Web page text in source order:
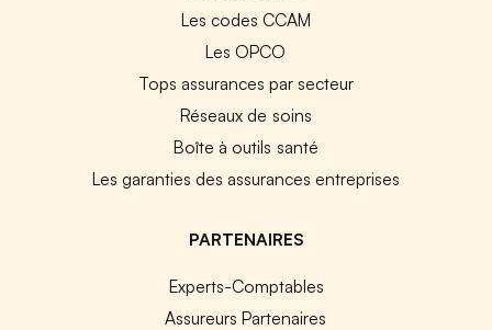
Les codes CCAM
Les OPCO
Tops assurances par secteur
Réseaux de soins
Boîte à outils santé
Les garanties des assurances entreprises
PARTENAIRES
Experts-Comptables
Assureurs Partenaires